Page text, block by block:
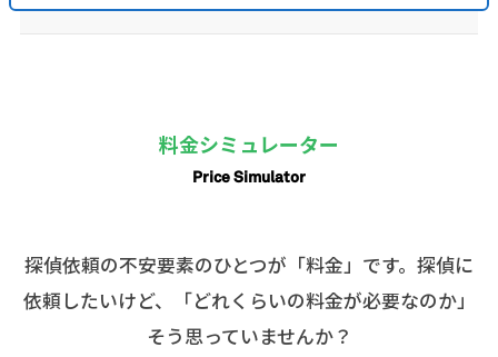
料金シミュレーター
Price Simulator
探偵依頼の不安要素のひとつが「料金」です。探偵に
依頼したいけど、「どれくらいの料金が必要なのか」
そう思っていませんか？